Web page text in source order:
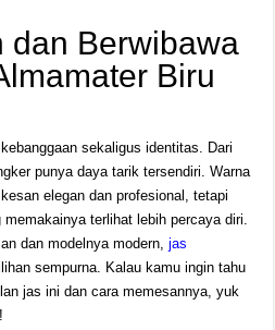
dan Berwibawa
Biru
sekaligus identitas. Dari
punya daya tarik tersendiri. Warna
elegan dan profesional, tetapi
terlihat lebih percaya diri.
dan modelnya modern,jas
sempurna. Kalau kamu ingin tahu
jas ini dan cara memesannya, yuk